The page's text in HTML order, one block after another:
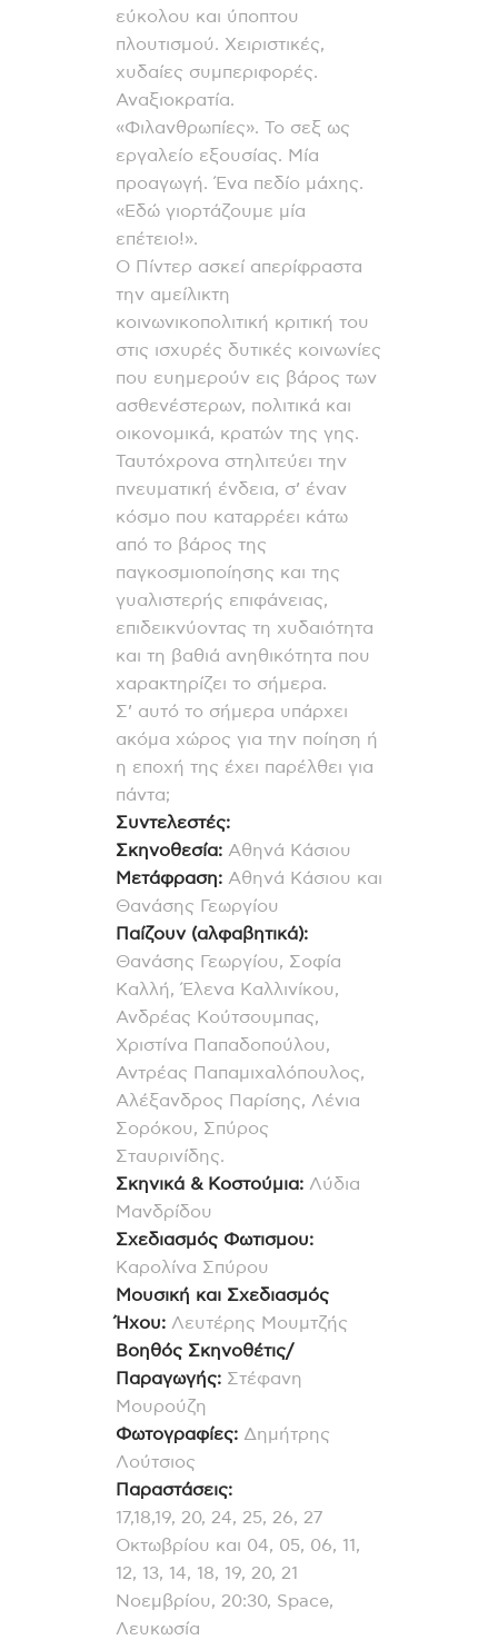
εύκολου και ύποπτου
πλουτισμού. Χειριστικές,
χυδαίες συμπεριφορές.
Αναξιοκρατία.
«Φιλανθρωπίες». Το σεξ ως
εργαλείο εξουσίας. Μία
προαγωγή. Ένα πεδίο μάχης.
«Εδώ γιορτάζουμε μία
επέτειο!».
Ο Πίντερ ασκεί απερίφραστα
την αμείλικτη
κοινωνικοπολιτική κριτική του
στις ισχυρές δυτικές κοινωνίες
που ευημερούν εις βάρος των
ασθενέστερων, πολιτικά και
οικονομικά, κρατών της γης.
Ταυτόχρονα στηλιτεύει την
πνευματική ένδεια, σ’ έναν
κόσμο που καταρρέει κάτω
από το βάρος της
παγκοσμιοποίησης και της
γυαλιστερής επιφάνειας,
επιδεικνύοντας τη χυδαιότητα
και τη βαθιά ανηθικότητα που
χαρακτηρίζει το σήμερα.
Σ’ αυτό το σήμερα υπάρχει
ακόμα χώρος για την ποίηση ή
η εποχή της έχει παρέλθει για
πάντα;
Συντελεστές:
Σκηνοθεσία: Αθηνά Κάσιου
Μετάφραση: Αθηνά Κάσιου και
Θανάσης Γεωργίου
Παίζουν (αλφαβητικά):
Θανάσης Γεωργίου, Σοφία
Καλλή, Έλενα Καλλινίκου,
Ανδρέας Κούτσουμπας,
Χριστίνα Παπαδοπούλου,
Αντρέας Παπαμιχαλόπουλος,
Αλέξανδρος Παρίσης, Λένια
Σορόκου, Σπύρος
Σταυρινίδης.
Σκηνικά & Κοστούμια: Λύδια
Μανδρίδου
Σχεδιασμός Φωτισμου:
Καρολίνα Σπύρου
Μουσική και Σχεδιασμός
Ήχου: Λευτέρης Μουμτζής
Βοηθός Σκηνοθέτις/
Παραγωγής: Στέφανη
Μουρούζη
Φωτογραφίες: Δημήτρης
Λούτσιος
Παραστάσεις:
17,18,19, 20, 24, 25, 26, 27
Οκτωβρίου και 04, 05, 06, 11,
12, 13, 14, 18, 19, 20, 21
Νοεμβρίου, 20:30, Space,
Λευκωσία